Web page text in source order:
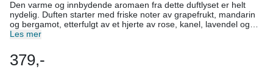
Den varme og innbydende aromaen fra dette duftlyset er helt
nydelig. Duften starter med friske noter av grapefrukt, mandarin
og bergamot, etterfulgt av et hjerte av rose, kanel, lavendel og
nellik. Den avsluttes med en beroligende base av rav, ingefær,
Bomullsveke, uten tungmetaller - Brennetid: 28 timer - Laget i EU
Skap en koselig atmosfære med dette duftlyset. Bestill nå og nyt
Les mer
379,-